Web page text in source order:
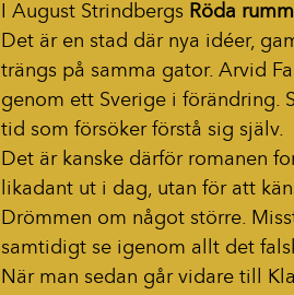
I August Strindbergs Röda
Det är en stad där nya idéer,
trängs på samma gator. Arvid
genom ett Sverige i förändring.
tid som försöker förstå sig själv.
Det är kanske därför romanen
likadant ut i dag, utan för att
Drömmen om något större.
samtidigt se igenom allt det
När man sedan går vidare till